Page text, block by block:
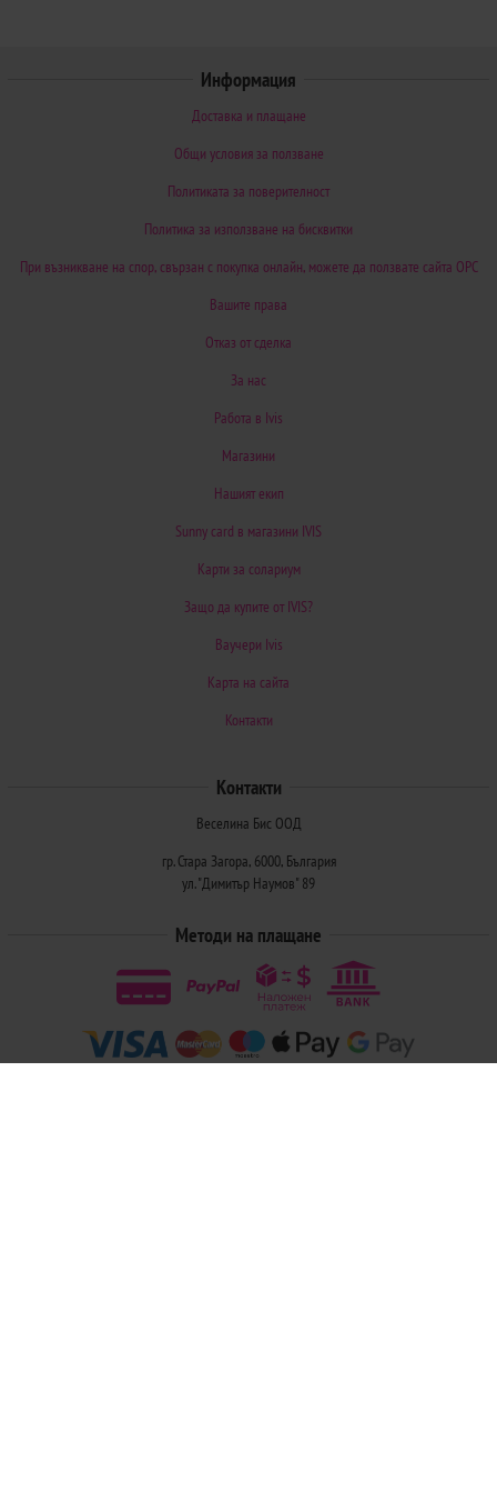
Информация
Доставка и плащане
Общи условия за ползване
Политиката за поверителност
Политика за използване на бисквитки
При възникване на спор, свързан с покупка онлайн, можете да ползвате сайта ОРС
Вашите права
Отказ от сделка
За нас
Работа в Ivis
Магазини
Нашият екип
Sunny card в магазини IVIS
Карти за солариум
Защо да купите от IVIS?
Ваучери Ivis
Карта на сайта
Контакти
Контакти
Веселина Бис ООД
гр. Стара Загора, 6000, България
ул. "Димитър Наумов" 89
Методи на плащане